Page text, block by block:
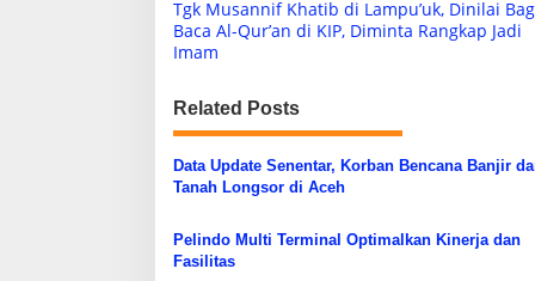
a
v
i
g
a
s
i
p
Tgk Musannif Khatib di Lampu’uk, Dinilai
Baca Al-Qur’an di KIP, Diminta Rangkap Jadi
Imam
Related Posts
Data Update Senentar, Korban Bencana Banjir
Tanah Longsor di Aceh
Pelindo Multi Terminal Optimalkan Kinerja dan
Fasilitas